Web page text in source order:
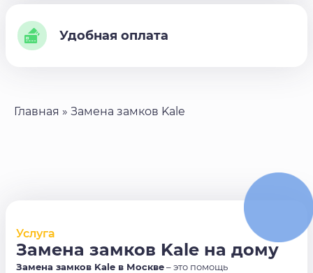
Удобная оплата
Главная » Замена замков Kale
Услуга
Замена замков Kale на дому
Замена замков Kale в Москве– это помощь